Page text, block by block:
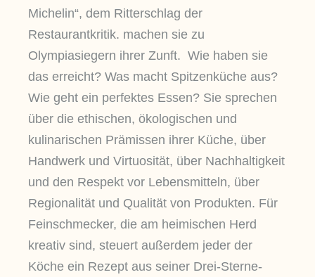
Michelin“, dem Ritterschlag der
Restaurantkritik. machen sie zu
Olympiasiegern ihrer Zunft. Wie haben sie
das erreicht? Was macht Spitzenküche aus?
Wie geht ein perfektes Essen? Sie sprechen
über die ethischen, ökologischen und
kulinarischen Prämissen ihrer Küche, über
Handwerk und Virtuosität, über Nachhaltigkeit
und den Respekt vor Lebensmitteln, über
Regionalität und Qualität von Produkten. Für
Feinschmecker, die am heimischen Herd
kreativ sind, steuert außerdem jeder der
Köche ein Rezept aus seiner Drei-Sterne-